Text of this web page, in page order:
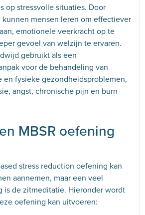
op stressvolle situaties. Door
kunnen mensen leren om effectiever
emotionele veerkracht op te
gevoel van welzijn te ervaren.
gebruikt als een
voor de behandeling van
en fysieke gezondheidsproblemen,
angst, chronische pijn en burn-
MBSR oefening
stress reduction oefening kan
aannemen, maar een veel
is de zitmeditatie. Hieronder wordt
oefening kan uitvoeren: